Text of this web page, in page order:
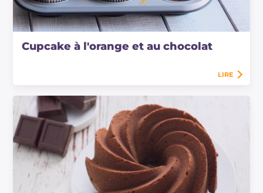
Cupcake à l'orange et au chocolat
LIRE